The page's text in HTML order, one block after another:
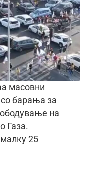
масовни
барања за
на
Газа.
25